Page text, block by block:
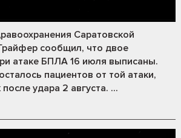
Саратовской
сообщил, что двое
атаке БПЛА 16 июля выписаны.
пациентов от той атаки,
удара 2 августа. ...